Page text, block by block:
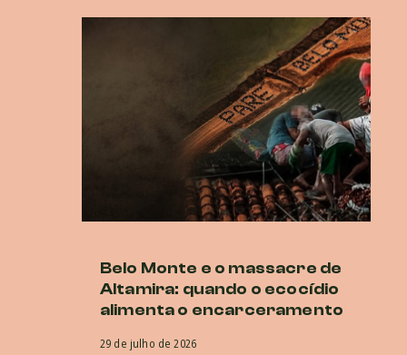
Belo Monte e o massacre de
Altamira: quando o ecocídio
alimenta o encarceramento
29 de julho de 2026